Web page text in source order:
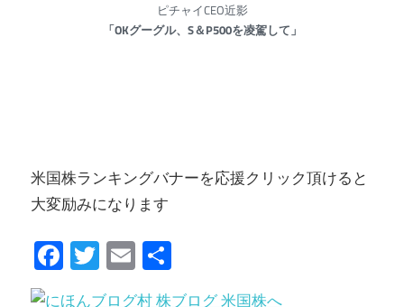
ピチャイCEO近影
「OKグーグル、S＆P500を凌駕して」
米国株ランキングバナーを応援クリック頂けると
大変励みになります
Facebook
Twitter
Email
有